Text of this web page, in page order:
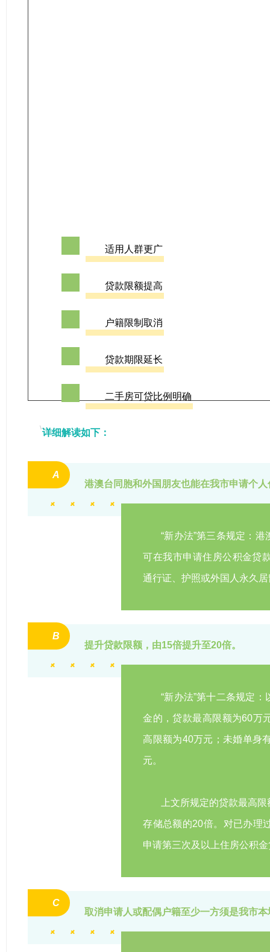
适用人群更广
贷款限额提高
户籍限制取消
贷款期限延长
二手房可贷比例明确
详细解读如下：
A
港澳台同胞和外国朋友也能在我市申请个
“新办法”第三条规定：
可在我市申请住房公积金贷
通行证、护照或外国人永久
B
提升贷款限额，由15倍提升至20倍。
“新办法”第十二条规定
金的，贷款最高限额为60万
高限额为40万元；未婚单身
元。
上文所规定的贷款最高
存储总额的20倍。对已办理
申请第三次及以上住房公积
C
取消申请人或配偶户籍至少一方须是我市